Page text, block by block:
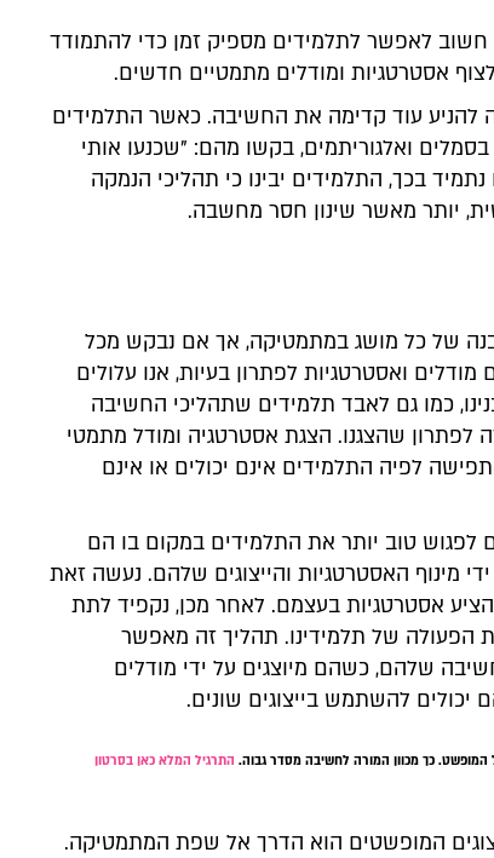
חשוב לאפשר לתלמידים מספיק זמן כדי להתמודד
אסטרטגיות ומודלים מתמטיים חדשים.
להניע עוד קדימה את החשיבה. כאשר התלמידים
ואלגוריתמים, בקשו מהם: "שכנעו אותי
בכך, התלמידים יבינו כי תהליכי הנמקה
יותר מאשר שינון חסר מחשבה.
של כל מושג במתמטיקה, אך אם נבקש מכל
ואסטרטגיות לפתרון בעיות, אנו עלולים
כמו גם לאבד תלמידים שתהליכי החשיבה
לפתרון שהצגנו. הצגת אסטרטגיה ומודל מתמטי
לפיה התלמידים אינם יכולים או אינם
לפגוש טוב יותר את התלמידים במקום בו הם
מינוף האסטרטגיות והייצוגים שלהם. נעשה זאת
אסטרטגיות בעצמם. לאחר מכן, נקפיד לתת
הפעולה של תלמידינו. תהליך זה מאפשר
שלהם, כשהם מיוצגים על ידי מודלים
להשתמש בייצוגים שונים.
כך מכוון המורה לחשיבה מסדר גבוה. התרגיל המלא כאן בסרטון
המופשטים הוא הדרך אל שפת המתמטיקה.